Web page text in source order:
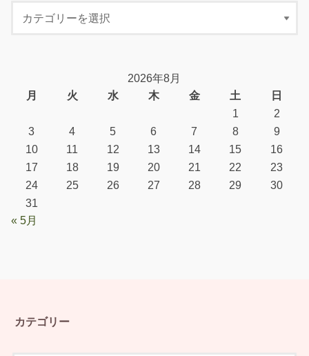
2026年8月
月
火 水 木 金 土
日
1
2
3
4 5 6 7 8
9
10
11 12 13 14 15
16
17
18 19 20 21 22
23
24
25 26 27 28 29
30
31
« 5月
カテゴリー